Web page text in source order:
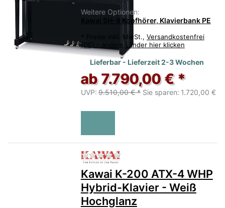
Weitere Optionen:
Kawai SH-9 Kopfhörer, Klavierbank PE
Preise inkl. MwSt., Versandkostenfrei
(DE) - andere Länder hier klicken
Lieferbar - Lieferzeit 2-3 Wochen
ab 7.790,00 € *
UVP: 9.510,00 € * Sie sparen: 1.720,00 €
Zu diesem Produkt liegen
Kawai K-200 ATX-4 WHP
Hybrid-Klavier - Weiß
Hochglanz